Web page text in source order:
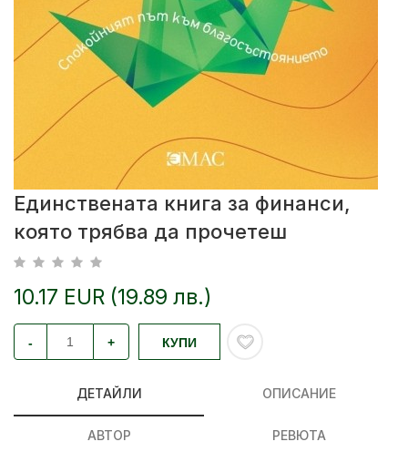
Единствената книга за финанси,
която трябва да прочетеш
10.17 EUR (19.89 лв.)
- + КУПИ
ДЕТАЙЛИ ОПИСАНИЕ
АВТОР РЕВЮТА